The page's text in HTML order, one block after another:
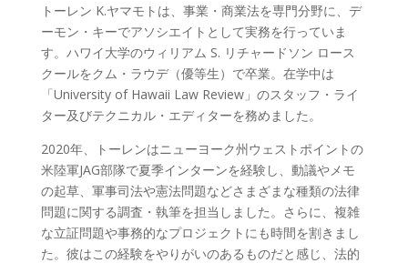
トーレン K.ヤマモトは、事業・商業法を専門分野に、デ
ーモン・キーでアソシエイトとして実務を行っていま
す。ハワイ大学のウィリアム S. リチャードソン ロース
クールをクム・ラウデ（優等生）で卒業。在学中は
「University of Hawaii Law Review」のスタッフ・ライ
ター及びテクニカル・エディターを務めました。
2020年、トーレンはニューヨーク州ウェストポイントの
米陸軍JAG部隊で夏季インターンを経験し、動議やメモ
の起草、軍事司法や憲法問題などさまざまな種類の法律
問題に関する調査・執筆を担当しました。さらに、複雑
な立証問題や事務的なプロジェクトにも時間を割きまし
た。彼はこの経験をやりがいのあるものだと感じ、法的